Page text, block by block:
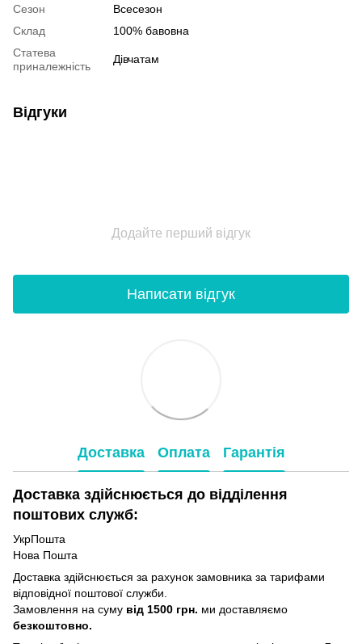
Сезон
Всесезон
Склад
100% бавовна
Статева
приналежність
Дівчатам
Відгуки
Додайте перший відгук
Написати відгук
Доставка Оплата Гарантія
Доставка здійснюється до відділення
поштових служб:
УкрПошта
Нова Пошта
Доставка здійснюється за рахунок замовника за тарифами
відповідної поштової служби.
Замовлення на суму від 1500 грн. ми доставляємо
безкоштовно.